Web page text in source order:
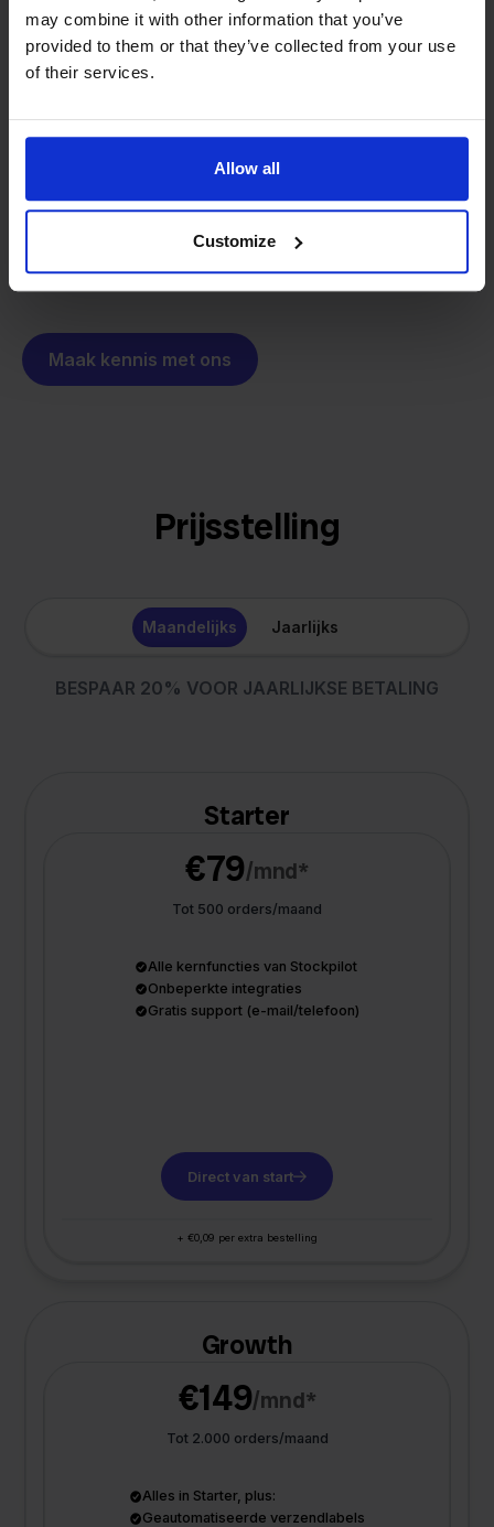
may combine it with other information that you’ve
provided to them or that they’ve collected from your use
of their services.
Allow all
Customize
We groeien gecontroleerd, zonder
investeerders of externe druk.
- Sander, Founder
Van retailer naar
softwarebouwer
Zo is Stockpilot ontstaan. Wat begon als een
oplossing voor ons eigen bedrijf, is inmiddels
heel Europa. De missie is hetzelfde gebleven:
multichannel verkopen eenvoudig maken.
Maak kennis met ons
Prijsstelling
Maandelijks Jaarlijks
BESPAAR 20% VOOR JAARLIJKSE BETALING
Starter
€79/mnd*
Tot 500 orders/maand
Alle kernfuncties van Stockpilot
Onbeperkte integraties
Gratis support (e-mail/telefoon)
Direct van start
+ €0,09 per extra bestelling
Growth
€149/mnd*
Tot 2.000 orders/maand
Alles in Starter, plus:
Geautomatiseerde verzendlabels